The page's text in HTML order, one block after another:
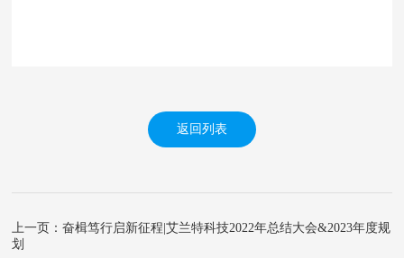
返回列表
上一页：奋楫笃行启新征程|艾兰特科技2022年总结大会&2023年度规
划